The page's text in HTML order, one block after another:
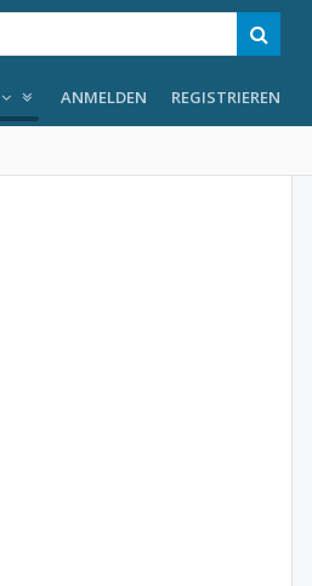
ANMELDEN REGISTRIEREN